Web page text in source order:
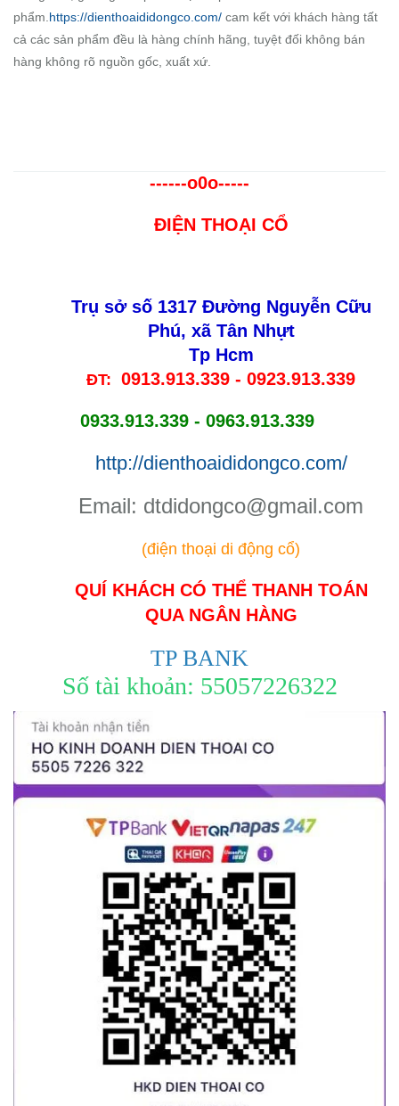
phẩm.https://dienthoaididongco.com/ cam kết với khách hàng tất
cả các sản phẩm đều là hàng chính hãng, tuyệt đối không bán
hàng không rõ nguồn gốc, xuất xứ.
------o0o-----
ĐIỆN THOẠI CỔ
Trụ sở số 1317 Đường Nguyễn Cữu
Phú, xã Tân Nhựt
Tp Hcm
ĐT: 0913.913.339 - 0923.913.339
0933.913.339 - 0963.913.339
http://dienthoaididongco.com/
​Email: dtdidongco@gmail.com
(điện thoại di động cổ)
QUÍ KHÁCH CÓ THỂ THANH TOÁN
QUA NGÂN HÀNG
TP BANK
Số tài khoản: 55057226322